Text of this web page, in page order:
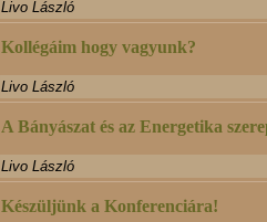
Livo László
Kollégáim hogy vagyunk?
Livo László
A Bányászat és az Energetika
Livo László
Készüljünk a Konferenciára!